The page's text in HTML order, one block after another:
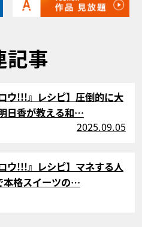
記事
ウ!!!』レシピ】圧倒的に大
日香が教える和…
2025.09.05
ウ!!!』レシピ】マネする人
本格スイーツの…